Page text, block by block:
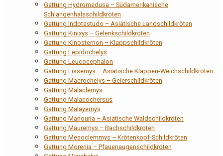
Gattung Hydromedusa – Südamerikanische
Schlangenhalsschildkröten
Gattung Indotestudo – Asiatische Landschildkröten
Gattung Kinixys – Gelenkschildkröten
Gattung Kinosternon – Klappschildkröten
Gattung Lepidochelys
Gattung Leucocephalon
Gattung Lissemys – Asiatische Klappen-Weichschildkröten
Gattung Macrochelys – Geierschildkröten
Gattung Malaclemys
Gattung Malacochersus
Gattung Malayemys
Gattung Manouria – Asiatische Waldschildkröten
Gattung Mauremys – Bachschildkröten
Gattung Mesoclemmys – Krötenkopf-Schildkröten
Gattung Morenia – Pfauenaugenschildkröten